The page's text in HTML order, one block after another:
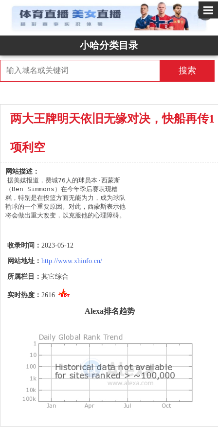
✕
小哈分类目录
搜索
两大王牌明天依旧无缘对决，快船再传1
项利空
网站描述：
据美媒报道，费城76人的球员本·西蒙斯
（Ben Simmons）在今年季后赛表现糟
糕，特别是在投篮方面无能为力，成为球队
输球的一个重要原因。对此，西蒙斯表示他
将会做出重大改变，以克服他的心理障碍。
帮助他摆脱投篮方面的困扰。此外，他还计
划在休赛期期间加强自己的体能和技术训
练，提高自己的比赛能力。
西蒙斯的投篮问题一直是他职业生涯的瓶颈
平。但是，他的其他方面表现出色，如防
守、组织进攻等，因此他仍然是一名很有价
值的球员。如果他能克服心理障碍，提高自
收录时间： 2023-05-12
网站地址： http://www.xhinfo.cn/
所属栏目： 其它综合
实时热度： 2616
Alexa排名趋势